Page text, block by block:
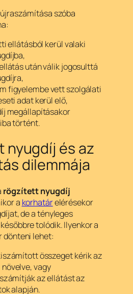
szóba
ellátásból kerül valaki
után válik jogosulttá
figyelembe vett szolgálati
adat kerül elő,
megállapításakor
történt.
nyugdíj és az
dilemmája
rögzített nyugdíj
a korhatárelérésekor
de a tényleges
tolódik. Ilyenkor a
dönteni lehet:
összeget kérik az
vagy
az ellátást az
alapján.